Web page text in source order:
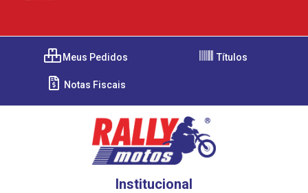
Meus Pedidos Títulos
Notas Fiscais
Institucional